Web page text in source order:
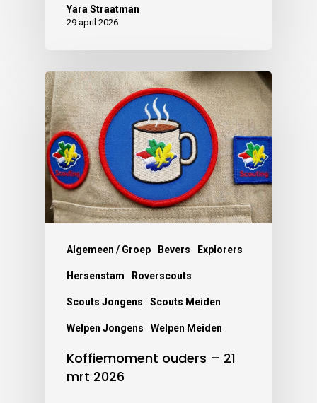
Yara Straatman
29 april 2026
Algemeen / Groep Bevers Explorers
Hersenstam Roverscouts
Scouts Jongens Scouts Meiden
Welpen Jongens Welpen Meiden
Koffiemoment ouders – 21
mrt 2026